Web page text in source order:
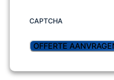
CAPTCHA